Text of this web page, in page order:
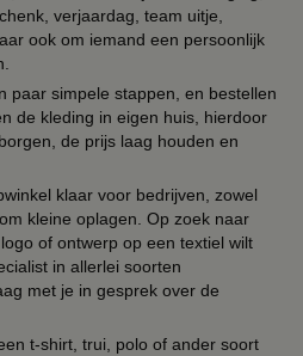
verjaardag, team uitje,
ook om iemand een persoonlijk
paar simpele stappen, en bestellen
de kleding in eigen huis, hierdoor
de prijs laag houden en
klaar voor bedrijven, zowel
kleine oplagen. Op zoek naar
of ontwerp op een textiel wilt
in allerlei soorten
met je in gesprek over de
t-shirt, trui, polo of ander soort